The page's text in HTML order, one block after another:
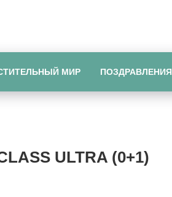
МИР ПОЗДРАВЛЕНИЯ
ULTRA (0+1)